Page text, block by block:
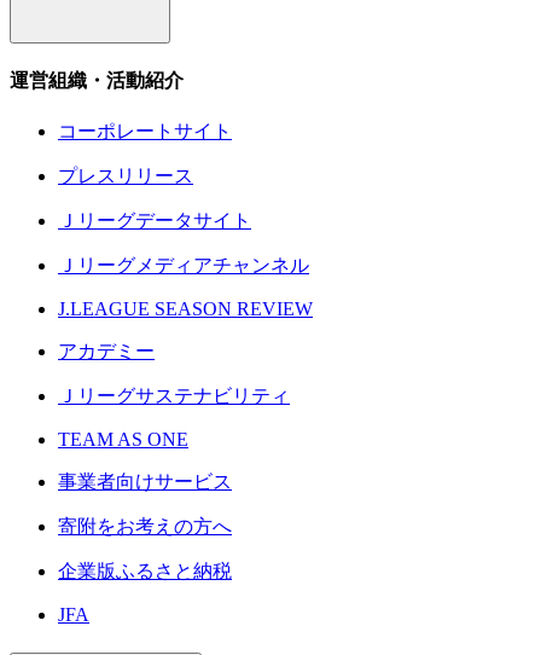
運営組織・活動紹介
コーポレートサイト
プレスリリース
Ｊリーグデータサイト
Ｊリーグメディアチャンネル
J.LEAGUE SEASON REVIEW
アカデミー
Ｊリーグサステナビリティ
TEAM AS ONE
事業者向けサービス
寄附をお考えの方へ
企業版ふるさと納税
JFA